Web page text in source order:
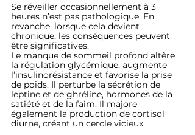
Se réveiller occasionnellement à 3
heures n’est pas pathologique. En
revanche, lorsque cela devient
chronique, les conséquences peuvent
être significatives.
Le manque de sommeil profond altère
la régulation glycémique, augmente
l’insulinorésistance et favorise la prise
de poids. Il perturbe la sécrétion de
leptine et de ghréline, hormones de la
satiété et de la faim. Il majore
également la production de cortisol
diurne, créant un cercle vicieux.